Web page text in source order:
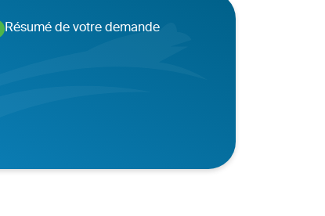
Résumé de votre demande